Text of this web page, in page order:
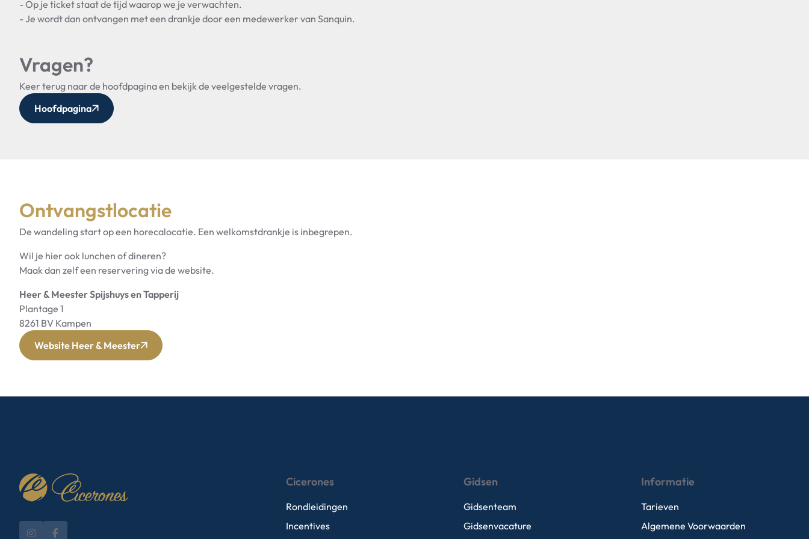
- Op je ticket staat de tijd waarop we je verwachten.
- Je wordt dan ontvangen met een drankje door een medewerker van Sanquin.
Vragen?
Keer terug naar de hoofdpagina en bekijk de veelgestelde vragen.
Hoofdpagina
Ontvangstlocatie
De wandeling start op een horecalocatie. Een welkomstdrankje is inbegrepen.
Wil je hier ook lunchen of dineren?
Maak dan zelf een reservering via de website.
Heer & Meester Spijshuys en Tapperij
Plantage 1
8261 BV Kampen
Website Heer & Meester
Cicerones
Rondleidingen
Incentives
Gidsen
Gidsenteam
Gidsenvacature
Informatie
Tarieven
Algemene Voorwaarden